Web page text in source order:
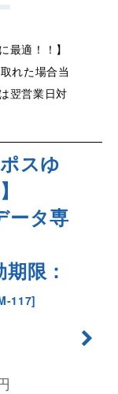
最適！！】
れた場合当
翌営業日対
スゆ
ータ専
限：
117]